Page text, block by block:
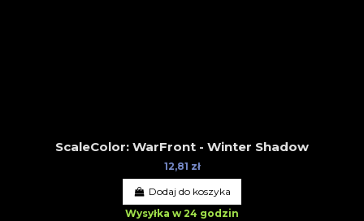
ScaleColor: WarFront - Winter Shadow
12,81 zł
Dodaj do koszyka
Wysyłka w 24 godzin